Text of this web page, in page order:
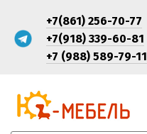
+7(861) 256-70-77
+7(918) 339-60-81
+7 (988) 589-79-11